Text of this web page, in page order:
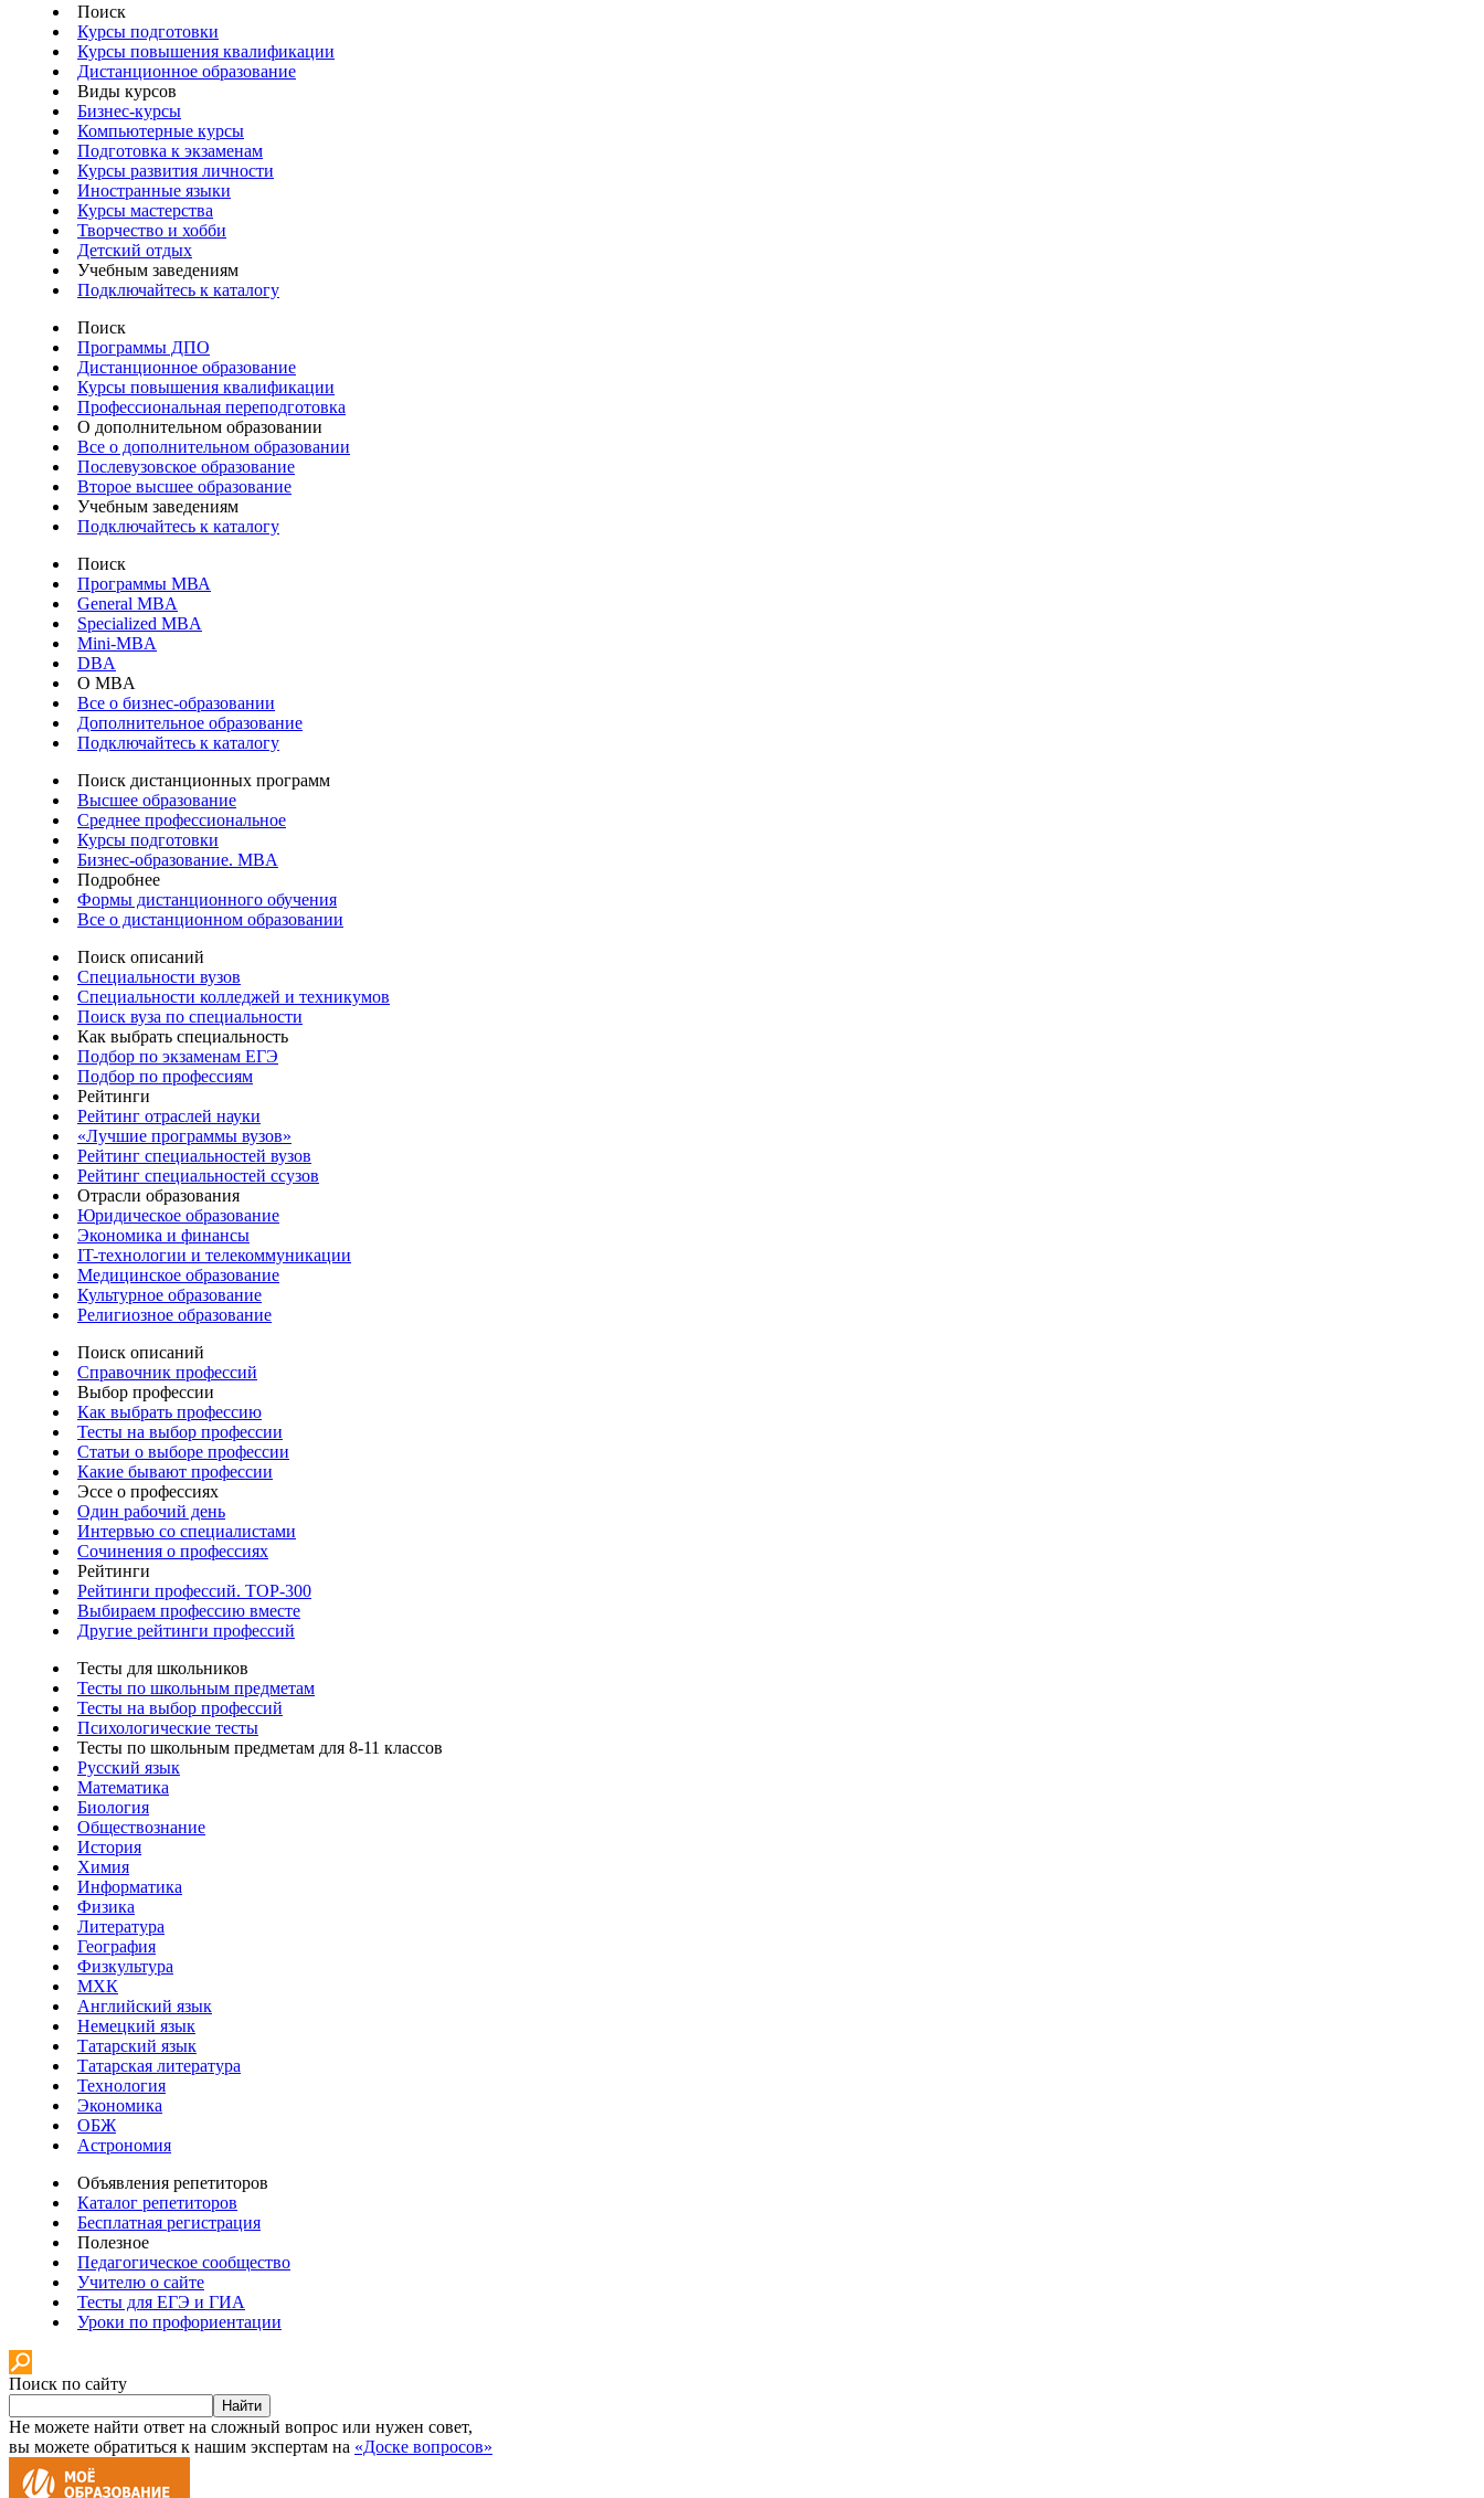
Поиск
Курсы подготовки
Курсы повышения квалификации
Дистанционное образование
Виды курсов
Бизнес-курсы
Компьютерные курсы
Подготовка к экзаменам
Курсы развития личности
Иностранные языки
Курсы мастерства
Творчество и хобби
Детский отдых
Учебным заведениям
Подключайтесь к каталогу
Поиск
Программы ДПО
Дистанционное образование
Курсы повышения квалификации
Профессиональная переподготовка
О дополнительном образовании
Все о дополнительном образовании
Послевузовское образование
Второе высшее образование
Учебным заведениям
Подключайтесь к каталогу
Поиск
Программы МВА
General MBA
Specialized MBA
Mini-MBA
DBA
О MBA
Все о бизнес-образовании
Дополнительное образование
Подключайтесь к каталогу
Поиск дистанционных программ
Высшее образование
Среднее профессиональное
Курсы подготовки
Бизнес-образование. MBA
Подробнее
Формы дистанционного обучения
Все о дистанционном образовании
Поиск описаний
Специальности вузов
Специальности колледжей и техникумов
Поиск вуза по специальности
Как выбрать специальность
Подбор по экзаменам ЕГЭ
Подбор по профессиям
Рейтинги
Рейтинг отраслей науки
«Лучшие программы вузов»
Рейтинг специальностей вузов
Рейтинг специальностей ссузов
Отрасли образования
Юридическое образование
Экономика и финансы
IT-технологии и телекоммуникации
Медицинское образование
Культурное образование
Религиозное образование
Поиск описаний
Справочник профессий
Выбор профессии
Как выбрать профессию
Тесты на выбор профессии
Статьи о выборе профессии
Какие бывают профессии
Эссе о профессиях
Один рабочий день
Интервью со специалистами
Сочинения о профессиях
Рейтинги
Рейтинги профессий. TOP-300
Выбираем профессию вместе
Другие рейтинги профессий
Тесты для школьников
Тесты по школьным предметам
Тесты на выбор профессий
Психологические тесты
Тесты по школьным предметам для 8-11 классов
Русский язык
Математика
Биология
Обществознание
История
Химия
Информатика
Физика
Литература
География
Физкультура
МХК
Английский язык
Немецкий язык
Татарский язык
Татарская литература
Технология
Экономика
ОБЖ
Астрономия
Объявления репетиторов
Каталог репетиторов
Бесплатная регистрация
Полезное
Педагогическое сообщество
Учителю о сайте
Тесты для ЕГЭ и ГИА
Уроки по профориентации
Поиск по сайту
Найти
Не можете найти ответ на сложный вопрос или нужен совет,
вы можете обратиться к нашим экспертам на «Доске вопросов»